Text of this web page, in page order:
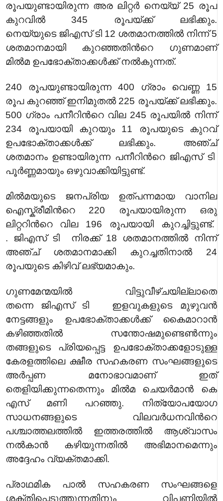
രൂപയുണ്ടായിരുന്ന അര ലിറ്റര്‍ നെയ്യ് 25 രൂപ
കുറവില്‍ 345 രൂപയ്ക്ക് ലഭിക്കും.
നെയ്യുടെ ജിഎസ് ടി12 ശതമാനത്തില്‍ നിന്ന് 5
ശതമാനമായി കുറഞ്ഞതിന്‍റെ ഗുണമാണ്
മില്‍മ ഉപഭോക്താക്കള്‍ക്ക് നല്‍കുന്നത്.
240 രൂപയുണ്ടായിരുന്ന 400 ഗ്രാം വെണ്ണ 15
രൂപ കുറഞ്ഞ് ഇനിമുതല്‍ 225 രൂപയ്ക്ക് ലഭിക്കും.
500 ഗ്രാം പനീറിന്‍റെ വില 245 രൂപയില്‍ നിന്ന്
234 രൂപയായി കുറയും 11 രൂപയുടെ കുറവ്
ഉപഭോക്താക്കള്‍ക്ക് ലഭിക്കും. അഞ്ച്
ശതമാനം ഉണ്ടായിരുന്ന പനീറിന്‍റെ ജിഎസ് ടി
പൂര്‍ണ്ണമായും ഒഴുവാക്കിയിട്ടുണ്ട്.
മില്‍മയുടെ ജനപ്രിയ ഉത്പന്നമായ വാനില
ഐസ്ക്രീമിന്‍റെ 220 രൂപയായിരുന്ന ഒരു
ലിറ്ററിന്‍റെ വില 196 രൂപയായി കുറച്ചിട്ടുണ്ട്.
. ജിഎസ് ടി നിരക്ക് 18 ശതമാനത്തില്‍ നിന്ന്
അഞ്ച് ശതമാനമാക്കി കുറച്ചതിനാല്‍ 24
രൂപയുടെ കിഴിവ് ലഭ്യമാകും.
ഗുണമേന്മയില്‍ വിട്ടുവീഴ്ചയില്ലാതെ
തന്നെ ജിഎസ് ടി ഇളവുകളുടെ മുഴുവന്‍
നേട്ടങ്ങളും ഉപഭോക്താക്കള്‍ക്ക് കൈമാറാന്‍
കഴിഞ്ഞതില്‍ സന്തോഷമുണ്ടെണ്‍ന്നും
തങ്ങളുടെ പ്രിയപ്പെട്ട ഉപഭോക്താക്കളോടുള്ള
കേരളത്തിലെ ക്ഷീര സഹകരണ സംഘങ്ങളുടെ
അര്‍പ്പണ മനോഭാവമാണ് ഇത്
തെളിയിക്കുന്നതെന്നും മില്‍മ ചെയര്‍മാന്‍ കെ
എസ് മണി പറഞ്ഞു. നിത്യോപയോഗ
സാധനങ്ങളുടെ വിലവര്‍ധനവിന്‍റെ
പശ്ചാത്തലത്തില്‍ ഇത്തരത്തില്‍ ആശ്വാസം
നല്‍കാന്‍ കഴിയുന്നതില്‍ അഭിമാനമെന്നും
അദ്ദേഹം വ്യക്തമാക്കി.
പ്രാഥമിക പാല്‍ സഹകരണ സംഘങ്ങളെ
ശക്തിപ്പെടുത്തുന്നതിനും വിപണിയില്‍